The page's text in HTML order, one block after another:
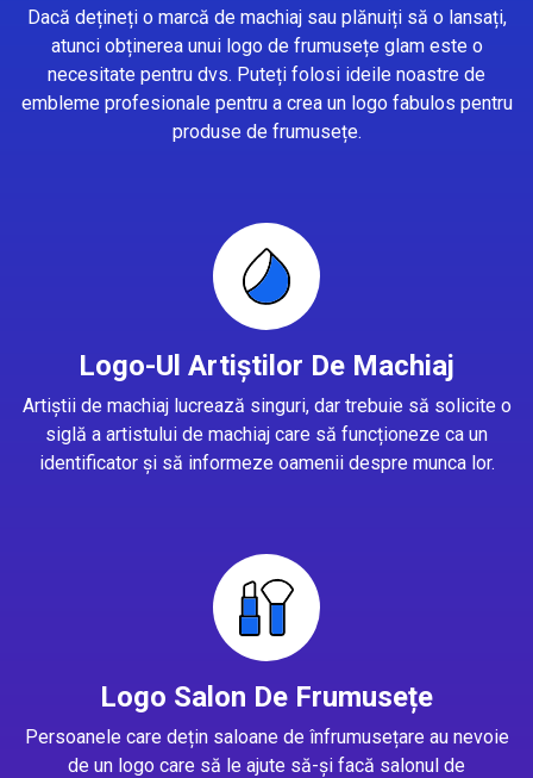
Dacă dețineți o marcă de machiaj sau plănuiți să o lansați,
atunci obținerea unui logo de frumusețe glam este o
necesitate pentru dvs. Puteți folosi ideile noastre de
embleme profesionale pentru a crea un logo fabulos pentru
produse de frumusețe.
Logo-Ul Artiștilor De Machiaj
Artiștii de machiaj lucrează singuri, dar trebuie să solicite o
siglă a artistului de machiaj care să funcționeze ca un
identificator și să informeze oamenii despre munca lor.
Logo Salon De Frumusețe
Persoanele care dețin saloane de înfrumusețare au nevoie
de un logo care să le ajute să-și facă salonul de